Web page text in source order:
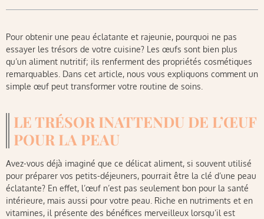
Pour obtenir une peau éclatante et rajeunie, pourquoi ne pas
essayer les trésors de votre cuisine? Les œufs sont bien plus
qu’un aliment nutritif; ils renferment des propriétés cosmétiques
remarquables. Dans cet article, nous vous expliquons comment un
simple œuf peut transformer votre routine de soins.
LE TRÉSOR INATTENDU DE L’ŒUF
POUR LA PEAU
Avez-vous déjà imaginé que ce délicat aliment, si souvent utilisé
pour préparer vos petits-déjeuners, pourrait être la clé d’une peau
éclatante? En effet, l’œuf n’est pas seulement bon pour la santé
intérieure, mais aussi pour votre peau. Riche en nutriments et en
vitamines, il présente des bénéfices merveilleux lorsqu’il est